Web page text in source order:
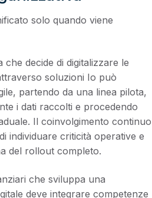
solo quando viene
che decide di digitalizzare le
soluzioni Io può
partendo da una linea pilota,
i dati raccolti e procedendo
Il coinvolgimento continuo
individuare criticità operative e
del rollout completo.
che sviluppa una
deve integrare competenze